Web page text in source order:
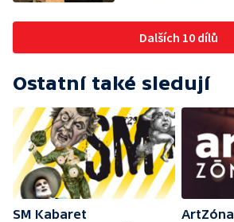
Dalších 10 dílů
Ostatní také sledují
SM Kabaret
ArtZóna